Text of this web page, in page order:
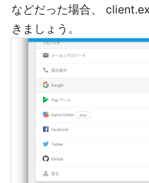
などだった場合、
きましょう。